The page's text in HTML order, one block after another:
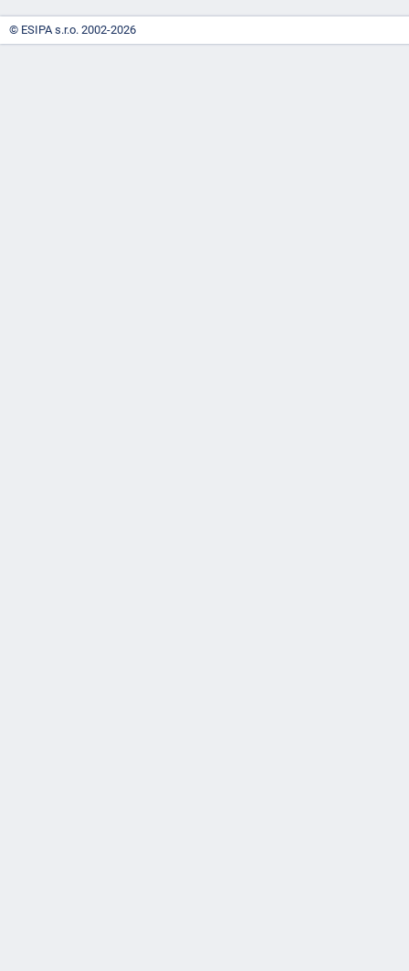
© ESIPA s.r.o. 2002-2026